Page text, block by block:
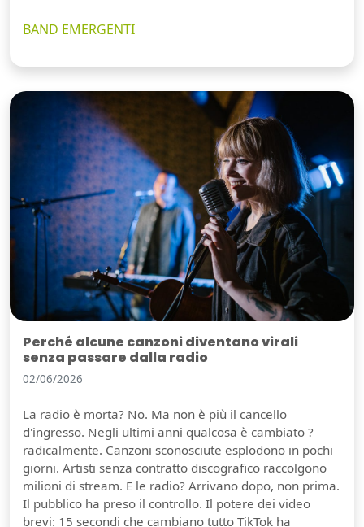
BAND EMERGENTI
Perché alcune canzoni diventano virali
senza passare dalla radio
02/06/2026
La radio è morta? No. Ma non è più il cancello
d'ingresso. Negli ultimi anni qualcosa è cambiato ?
radicalmente. Canzoni sconosciute esplodono in pochi
giorni. Artisti senza contratto discografico raccolgono
milioni di stream. E le radio? Arrivano dopo, non prima.
Il pubblico ha preso il controllo. Il potere dei video
brevi: 15 secondi che cambiano tutto TikTok ha